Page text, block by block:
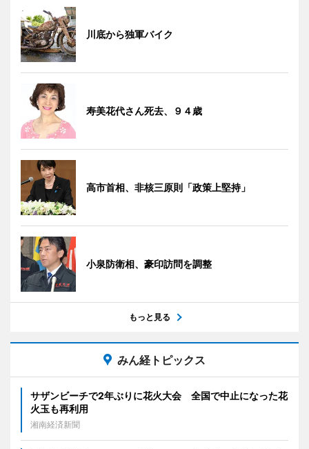
川底から独軍バイク
寿美花代さん死去、９４歳
高市首相、非核三原則「政策上堅持」
小泉防衛相、豪印訪問を調整
もっと見る
みん経トピックス
サザンビーチで2年ぶりに花火大会 全国で中止になった花
火玉も再利用
湘南経済新聞